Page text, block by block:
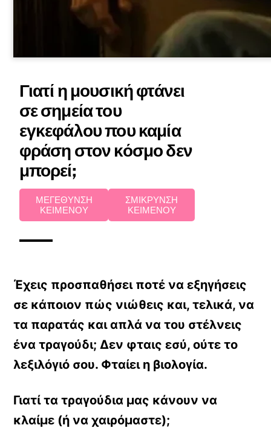
Γιατί η μουσική φτάνει
σε σημεία του
εγκεφάλου που καμία
φράση στον κόσμο δεν
μπορεί;
ΜΕΓΕΘΥΝΣΗ
ΚΕΙΜΕΝΟΥ
ΣΜΙΚΡΥΝΣΗ
ΚΕΙΜΕΝΟΥ
Έχεις προσπαθήσει ποτέ να εξηγήσεις
σε κάποιον πώς νιώθεις και, τελικά, να
τα παρατάς και απλά να του στέλνεις
ένα τραγούδι; Δεν φταις εσύ, ούτε το
λεξιλόγιό σου. Φταίει η βιολογία.
Γιατί τα τραγούδια μας κάνουν να
κλαίμε (ή να χαιρόμαστε);